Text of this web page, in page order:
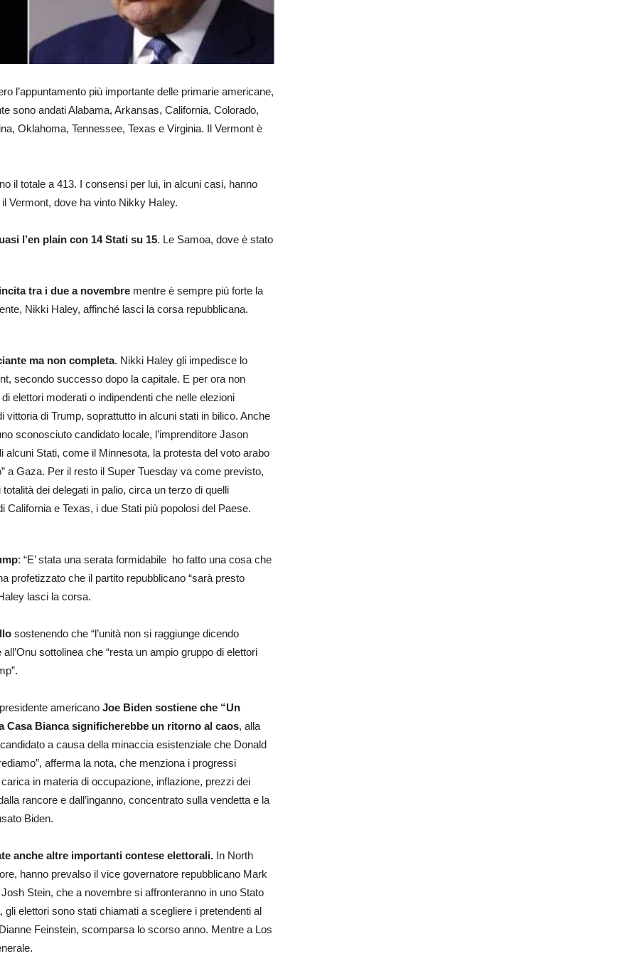
l’appuntamento più importante delle primarie americane,
sono andati Alabama, Arkansas, California, Colorado,
Oklahoma, Tennessee, Texas e Virginia. Il Vermont è
il totale a 413. I consensi per lui, in alcuni casi, hanno
Vermont, dove ha vinto Nikky Haley.
l’en plain con 14 Stati su 15. Le Samoa, dove è stato
tra i due a novembre mentre è sempre più forte la
Nikki Haley, affinché lasci la corsa repubblicana.
ma non completa. Nikki Haley gli impedisce lo
secondo successo dopo la capitale. E per ora non
elettori moderati o indipendenti che nelle elezioni
di Trump, soprattutto in alcuni stati in bilico. Anche
sconosciuto candidato locale, l’imprenditore Jason
alcuni Stati, come il Minnesota, la protesta del voto arabo
a Gaza. Per il resto il Super Tuesday va come previsto,
dei delegati in palio, circa un terzo di quelli
e Texas, i due Stati più popolosi del Paese.
: “E’ stata una serata formidabile ho fatto una cosa che
profetizzato che il partito repubblicano “sarà presto
lasci la corsa.
sostenendo che “l’unità non si raggiunge dicendo
sottolinea che “resta un ampio gruppo di elettori
americano Joe Biden sostiene che “Un
Casa Bianca significherebbe un ritorno al caos, alla
a causa della minaccia esistenziale che Donald
afferma la nota, che menziona i progressi
in materia di occupazione, inflazione, prezzi dei
rancore e dall’inganno, concentrato sulla vendetta e la
Biden.
anche altre importanti contese elettorali. In North
hanno prevalso il vice governatore repubblicano Mark
Stein, che a novembre si affronteranno in uno Stato
elettori sono stati chiamati a scegliere i pretendenti al
Feinstein, scomparsa lo scorso anno. Mentre a Los